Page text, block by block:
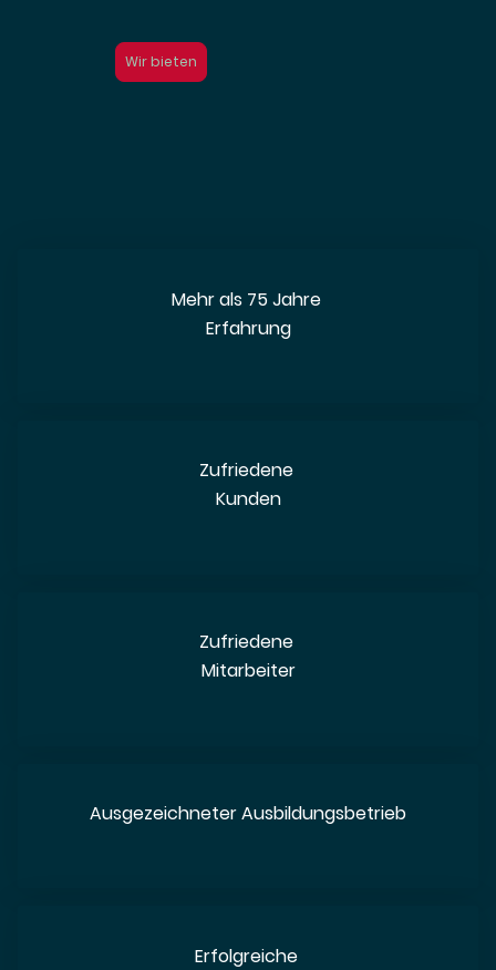
Wir bieten
Mehr als 75 Jahre
Erfahrung
Zufriedene
Kunden
Zufriedene
Mitarbeiter
Ausgezeichneter Ausbildungsbetrieb
Erfolgreiche